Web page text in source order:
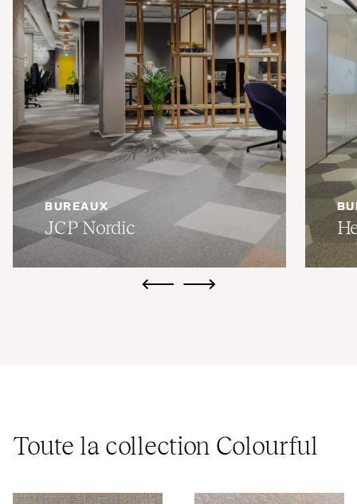
BUREAUX
JCPNordic
ui.previousui.next
Toute la collection Colourful